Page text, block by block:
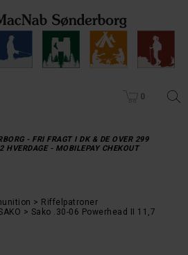
0
- FRI FRAGT I DK & DE OVER 299
HVERDAGE - MOBILEPAY CHEKOUT
Riffelpatroner
Sako .30-06 Powerhead II 11,7